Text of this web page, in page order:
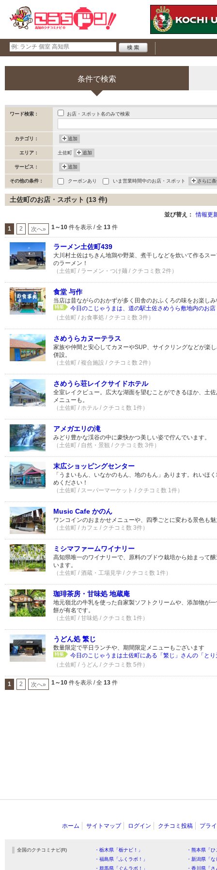
条件で検索
ワード検索： お店・スポット名のみで検索
カテゴリ： 追加
エリア： 土佐町 追加
サービス： 追加
その他の条件： クーポンあり いま営業時間中のお店・スポット さらに
土佐町のお店・スポット (13 件)
並び替え： 情報更
1 2 次へ» 1～10 件を表示 / 全 13 件
ラーメン土佐町439
大川村土佐はちきん地鶏や野菜、煮干しなどを炊いて作るス
のラーメン！
（土佐町 / ラーメン・つけ麺 / クチコミ数 2件）
食堂 与作
当店は昔ながらのおかずが多く田舎のおふくろの味をお楽し
今日のこじゃうまは、道の駅土佐さめうら敷地内のお
（土佐町 / お食事処 / クチコミ数 3件）
さめうらカヌーテラス
家族や仲間と安心してカヌーやSUP、サイクリングなどが楽
併設。
（土佐町 / 複合施設 / クチコミ数 2件）
さめうら荘レイクサイドホテル
全室レイクビュー。広大な湖面を望むことができるほか、土
メニューも。
（土佐町 / ホテル / クチコミ数 1件）
アメガエリの滝
みどり豊かな渓谷の中に豪快かつ美しい姿で佇んでいます。
（土佐町 / 自然・景観 / クチコミ数 3件）
末広ショッピングセンター
「うまいもん、いなかのもん、地のもん」あります。れいほ
めください！
（土佐町 / スーパーマーケット / クチコミ数 1件）
Music Cafe かのん
ワンコインのおまかせメニューや、四季ごとに変わる景色も
（土佐町 / カフェ / クチコミ数 3件）
ミシマファームワイナリー
高知県唯一のワイナリーで、原料のブドウ栽培から始まって
います。
（土佐町 / 酒蔵・工場見学 / クチコミ数 1件）
珈琲茶房・甘味処 地蔵庵
地元嶺北の牛乳を使った自家製ソフトクリームや、添加物が
餅が有名です。
（土佐町 / 甘味処 / クチコミ数 1件）
うどん処 繁じ
数量限定で平日ランチや、期間限定メニューもございます
今日のこじゃうまは土佐町にある「繁じ」さんの「と
（土佐町 / うどん / クチコミ数 5件）
1 2 次へ» 1～10 件を表示 / 全 13 件
ホーム サイトマップ ログイン クチコミ投稿 プラ
全国のクチコミナビ(R) ・栃木県「栃ナビ！」
・熊本県「
・福島県「ふくラボ！」
・新潟県「
・群馬県「ぐんラボ！」
・香川県「